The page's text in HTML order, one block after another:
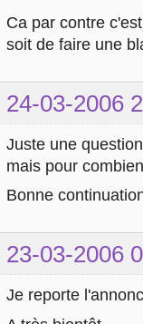
Ca par contre
soit de faire une
24-03-2006
Juste une
mais pour
Bonne
23-03-2006
Je reporte